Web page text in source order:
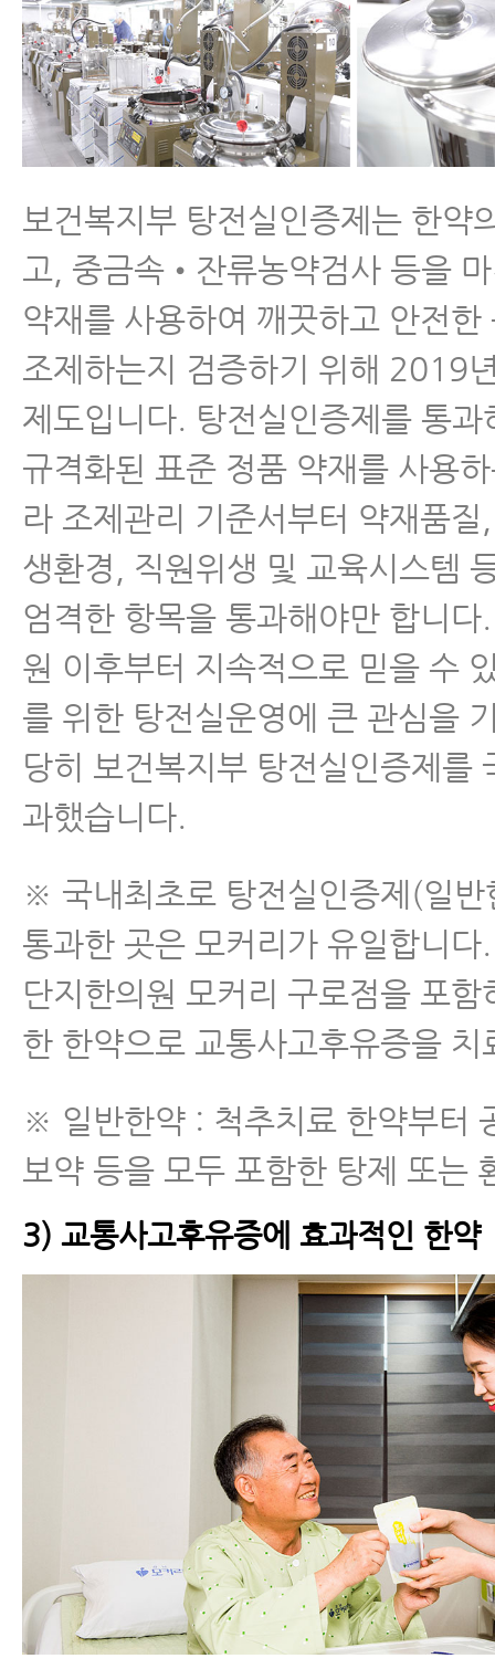
보건복지부 탕전실인증제는 한약
고, 중금속•잔류농약검사 등을
약재를 사용하여 깨끗하고 안전한
조제하는지 검증하기 위해 2019
제도입니다. 탕전실인증제를 통과
규격화된 표준 정품 약재를 사용
라 조제관리 기준서부터 약재품
생환경, 직원위생 및 교육시스템
엄격한 항목을 통과해야만 합니다
원 이후부터 지속적으로 믿을 수
를 위한 탕전실운영에 큰 관심을
당히 보건복지부 탕전실인증제를
과했습니다.
※ 국내최초로 탕전실인증제(일반
통과한 곳은 모커리가 유일합니다
단지한의원 모커리 구로점을 포함
한 한약으로 교통사고후유증을 치
※ 일반한약 : 척추치료 한약부터
보약 등을 모두 포함한 탕제 또는
3) 교통사고후유증에 효과적인 한약